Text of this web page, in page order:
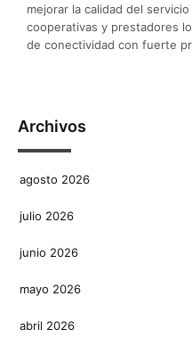
mejorar la calidad del
cooperativas y prestadores
de conectividad con fuerte
Archivos
agosto 2026
julio 2026
junio 2026
mayo 2026
abril 2026